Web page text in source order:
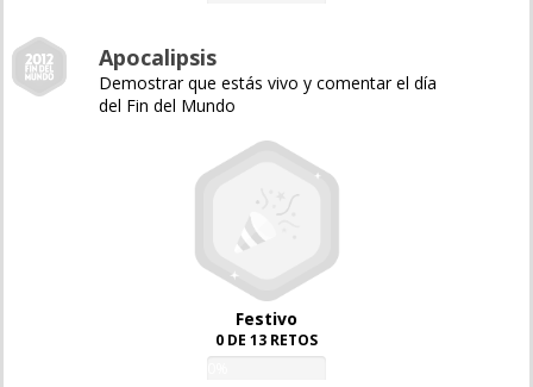
Apocalipsis
Demostrar que estás vivo y comentar el día
del Fin del Mundo
Festivo
0 DE 13 RETOS